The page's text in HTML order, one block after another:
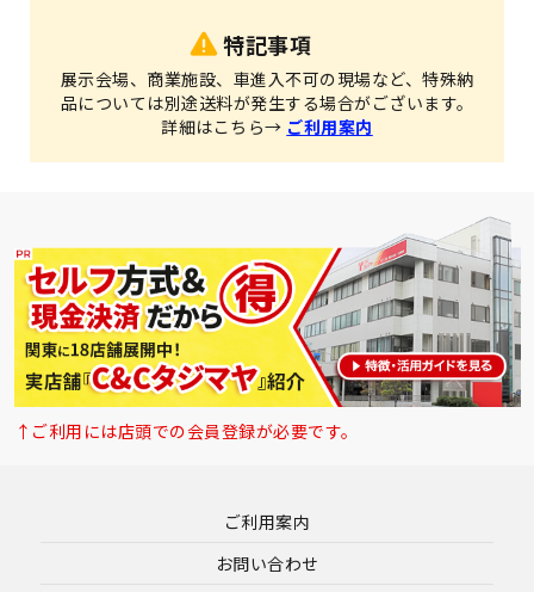
特記事項
展示会場、商業施設、車進入不可の現場など、特殊納
品については別途送料が発生する場合がございます。
詳細はこちら→ ご利用案内
↑ご利用には店頭での会員登録が必要です。
ご利用案内
お問い合わせ